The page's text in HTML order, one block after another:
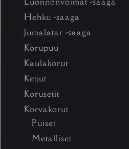
Hehku -saaga
Jumalatar -saaga
Korupuu
Kaulakorut
Ketjut
Korusetit
Korvakorut
Puiset
Metalliset